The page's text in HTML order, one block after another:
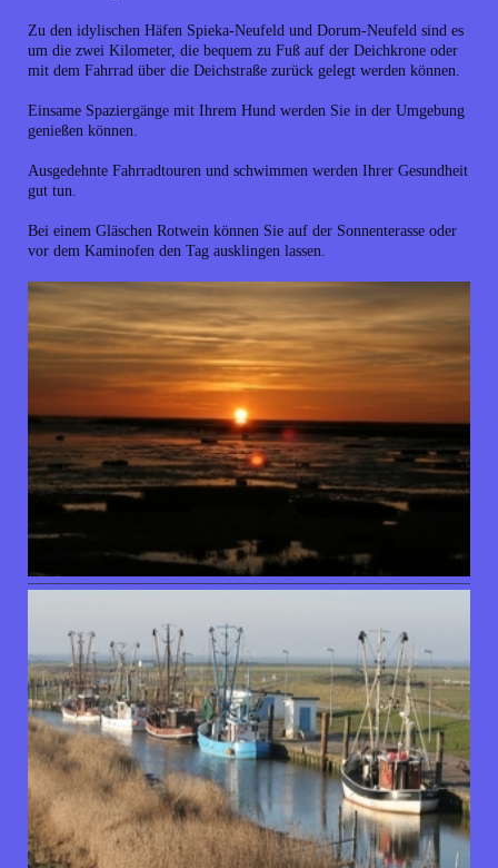
Zu den idylischen Häfen Spieka-Neufeld und Dorum-Neufeld sind es
um die zwei Kilometer, die bequem zu Fuß auf der Deichkrone oder
mit dem Fahrrad über die Deichstraße zurück gelegt werden können.
Einsame Spaziergänge mit Ihrem Hund werden Sie in der Umgebung
genießen können.
Ausgedehnte Fahrradtouren und schwimmen werden Ihrer Gesundheit
gut tun.
Bei einem Gläschen Rotwein können Sie auf der Sonnenterasse oder
vor dem Kaminofen den Tag ausklingen lassen.